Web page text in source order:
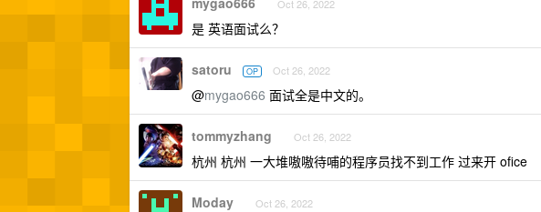
Oct 26, 2022
是 英语面试么？
satoru OP Oct 26, 2022
@mygao666 面试全是中文的。
tommyzhang Oct 26, 2022
杭州 杭州 一大堆嗷嗷待哺的程序员找不到工作 过来开 ofice
Moday Oct 26, 2022